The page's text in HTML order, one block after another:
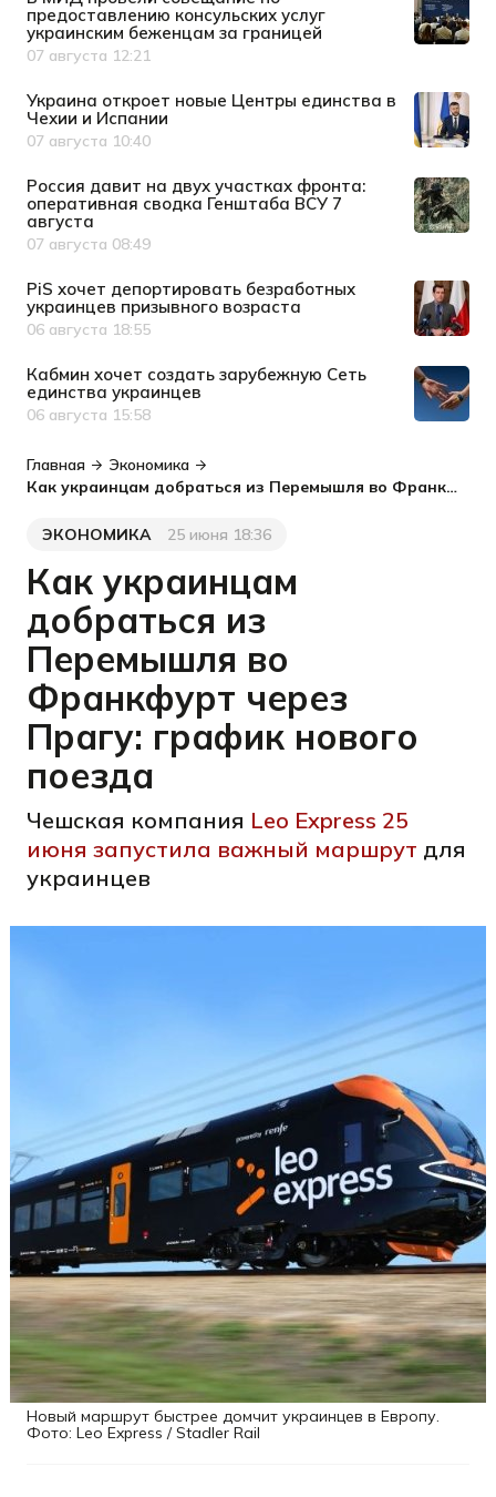
предоставлению консульских услуг
украинским беженцам за границей
Дата публикации
07 августа 12:21
Украина откроет новые Центры единства в
Чехии и Испании
Дата публикации
07 августа 10:40
Россия давит на двух участках фронта:
оперативная сводка Генштаба ВСУ 7
августа
Дата публикации
07 августа 08:49
PiS хочет депортировать безработных
украинцев призывного возраста
Дата публикации
06 августа 18:55
Кабмин хочет создать зарубежную Сеть
единства украинцев
Дата публикации
06 августа 15:58
Главная
Экономика
Как украинцам добраться из Перемышля во Франкфурт через Прагу: график нового поезда
Категория
ЭКОНОМИКА
Дата публикации25 июня 18:36
Как украинцам
добраться из
Перемышля во
Франкфурт через
Прагу: график нового
поезда
Чешская компания Leo Express 25
июня запустила важный маршрут для
украинцев
Новый маршрут быстрее домчит украинцев в Европу.
Фото: Leo Express / Stadler Rail